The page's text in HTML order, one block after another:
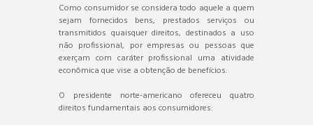
Como consumidor se considera todo aquele a quem
sejam fornecidos bens, prestados serviços ou
transmitidos quaisquer direitos, destinados a uso
não profissional, por empresas ou pessoas que
exerçam com caráter profissional uma atividade
econômica que vise a obtenção de benefícios.
O presidente norte-americano ofereceu quatro
direitos fundamentais aos consumidores: